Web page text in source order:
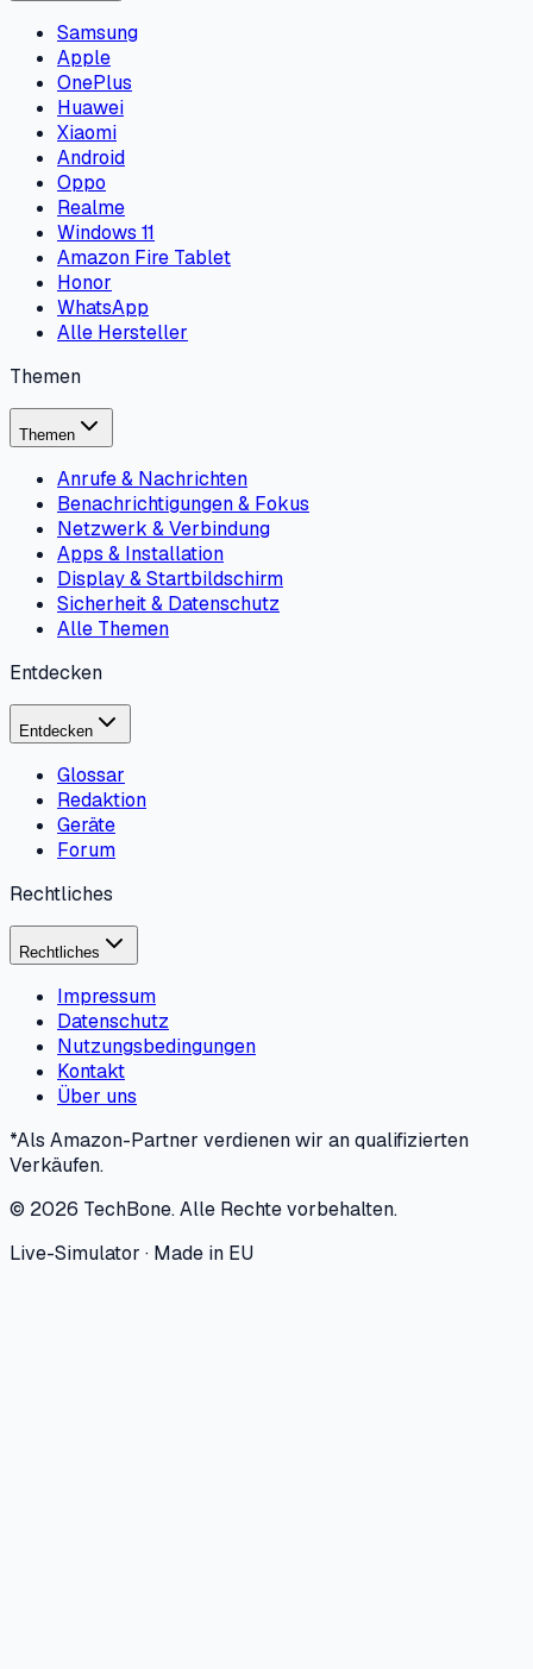
Samsung
Apple
OnePlus
Huawei
Xiaomi
Android
Oppo
Realme
Windows 11
Amazon Fire Tablet
Honor
WhatsApp
Alle Hersteller
Themen
Themen
Anrufe & Nachrichten
Benachrichtigungen & Fokus
Netzwerk & Verbindung
Apps & Installation
Display & Startbildschirm
Sicherheit & Datenschutz
Alle Themen
Entdecken
Entdecken
Glossar
Redaktion
Geräte
Forum
Rechtliches
Rechtliches
Impressum
Datenschutz
Nutzungsbedingungen
Kontakt
Über uns
*Als Amazon-Partner verdienen wir an qualifizierten
Verkäufen.
© 2026 TechBone.Alle Rechte vorbehalten.
Live-Simulator · Made in EU